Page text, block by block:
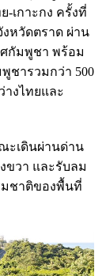
-เกาะกง ครั้งที่
หวัดตราด ผ่าน
ศกัมพูชา พร้อม
ชารวมกว่า 500
งไทยและ
ะเดินผ่านด่าน
ขวา และรับลม
ชาติของพื้นที่